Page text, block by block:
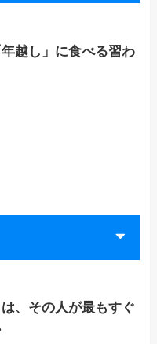
越し」に食べる習わ
、その人が最もすぐ